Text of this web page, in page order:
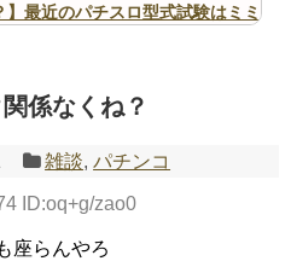
】最近のパチスロ型式試験はミミ
なんやが、ワイの人生どれくら
アニメの思い出ｗｗｗ
係なくね？
雑談,パチンコ
ID:oq+g/zao0
座らんやろ